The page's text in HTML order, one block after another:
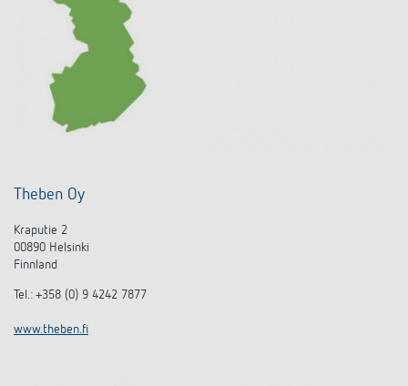
Theben Oy
Kraputie 2
00890 Helsinki
Finnland
Tel.: +358 (0) 9 4242 7877
www.theben.fi